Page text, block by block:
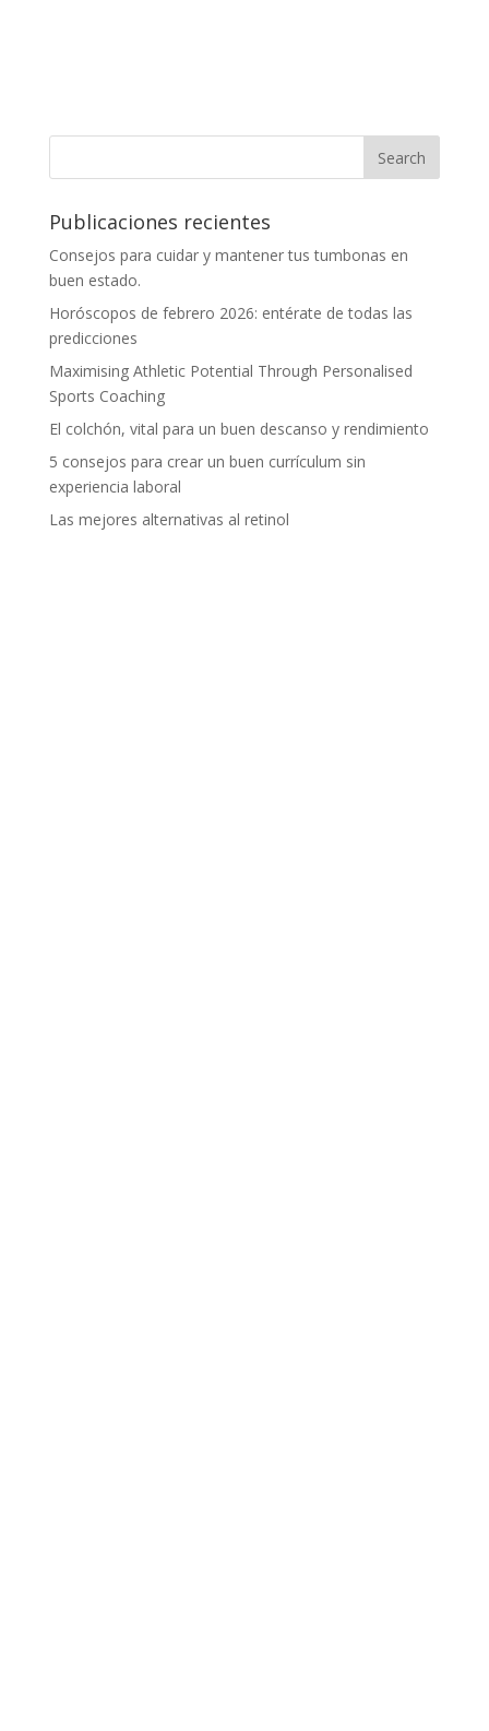
Publicaciones recientes
Consejos para cuidar y mantener tus tumbonas en
buen estado.
Horóscopos de febrero 2026: entérate de todas las
predicciones
Maximising Athletic Potential Through Personalised
Sports Coaching
El colchón, vital para un buen descanso y rendimiento
5 consejos para crear un buen currículum sin
experiencia laboral
Las mejores alternativas al retinol